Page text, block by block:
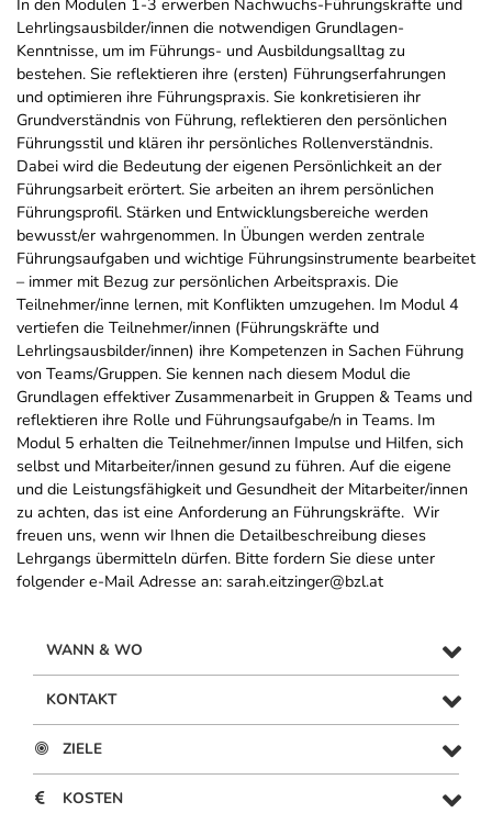
In den Modulen 1-3 erwerben Nachwuchs-Führungskräfte und
Lehrlingsausbilder/innen die notwendigen Grundlagen-
Kenntnisse, um im Führungs- und Ausbildungsalltag zu
bestehen. Sie reflektieren ihre (ersten) Führungserfahrungen
und optimieren ihre Führungspraxis. Sie konkretisieren ihr
Grundverständnis von Führung, reflektieren den persönlichen
Führungsstil und klären ihr persönliches Rollenverständnis.
Dabei wird die Bedeutung der eigenen Persönlichkeit an der
Führungsarbeit erörtert. Sie arbeiten an ihrem persönlichen
Führungsprofil. Stärken und Entwicklungsbereiche werden
bewusst/er wahrgenommen. In Übungen werden zentrale
Führungsaufgaben und wichtige Führungsinstrumente bearbeitet
– immer mit Bezug zur persönlichen Arbeitspraxis. Die
Teilnehmer/inne lernen, mit Konflikten umzugehen. Im Modul 4
vertiefen die Teilnehmer/innen (Führungskräfte und
Lehrlingsausbilder/innen) ihre Kompetenzen in Sachen Führung
von Teams/Gruppen. Sie kennen nach diesem Modul die
Grundlagen effektiver Zusammenarbeit in Gruppen & Teams und
reflektieren ihre Rolle und Führungsaufgabe/n in Teams. Im
Modul 5 erhalten die Teilnehmer/innen Impulse und Hilfen, sich
selbst und Mitarbeiter/innen gesund zu führen. Auf die eigene
und die Leistungsfähigkeit und Gesundheit der Mitarbeiter/innen
zu achten, das ist eine Anforderung an Führungskräfte. Wir
freuen uns, wenn wir Ihnen die Detailbeschreibung dieses
Lehrgangs übermitteln dürfen. Bitte fordern Sie diese unter
folgender e-Mail Adresse an: sarah.eitzinger@bzl.at
WANN & WO
KONTAKT
ZIELE
KOSTEN